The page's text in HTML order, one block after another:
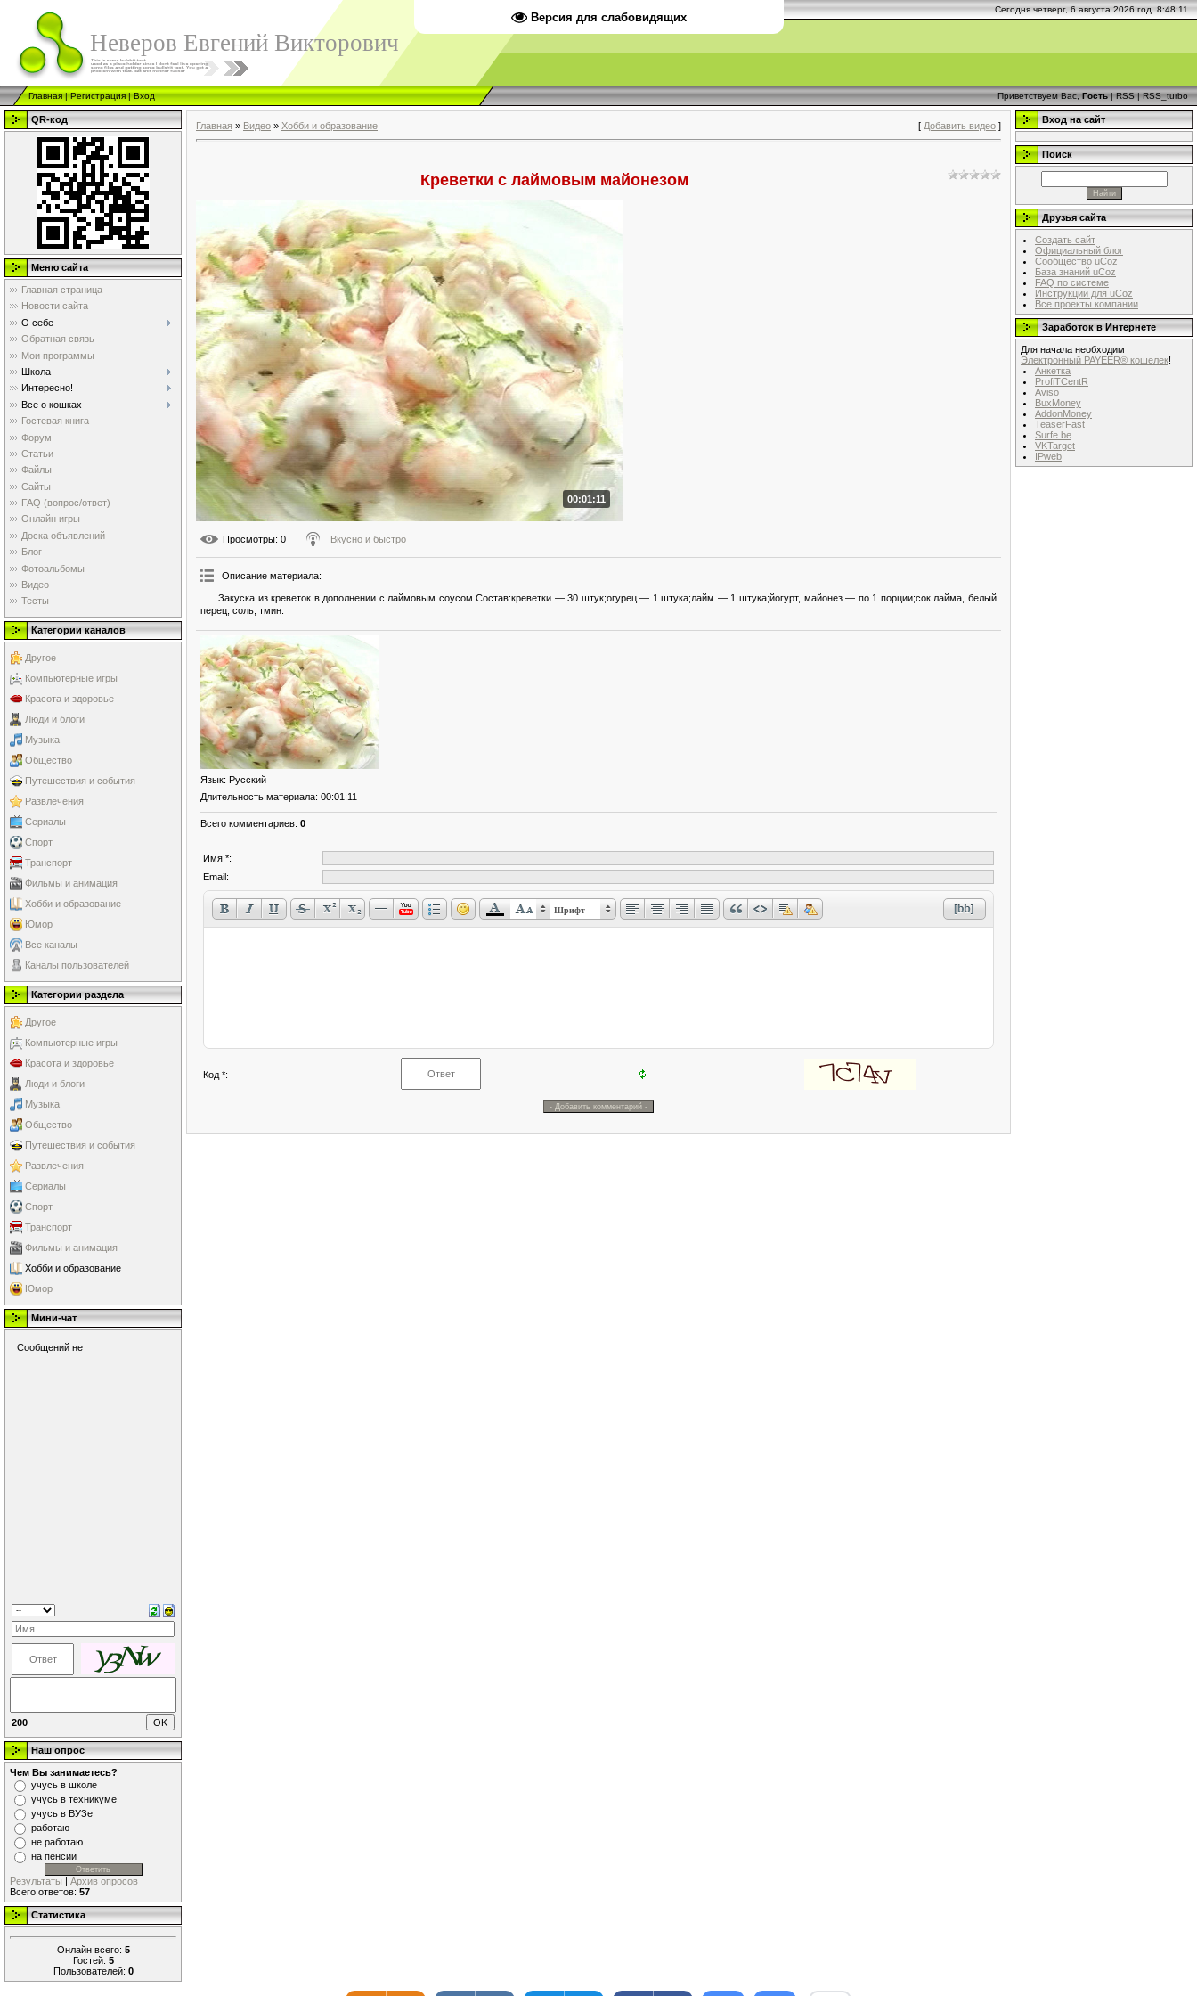
Версия для слабовидящих
Сегодня четверг, 6 августа 2026 год. 8:48:12
Неверов Евгений Викторович
Главная|Регистрация|Вход Приветствуем Вас, Гость|RSS|RSS_turbo
QR-код
Меню сайта
Главная страница
Новости сайта
О себе
Обратная связь
Мои программы
Школа
Интересно!
Все о кошках
Гостевая книга
Форум
Статьи
Файлы
Сайты
FAQ (вопрос/ответ)
Онлайн игры
Доска объявлений
Блог
Фотоальбомы
Видео
Тесты
Категории каналов
Другое
Компьютерные игры
Красота и здоровье
Люди и блоги
Музыка
Общество
Путешествия и события
Развлечения
Сериалы
Спорт
Транспорт
Фильмы и анимация
Хобби и образование
Юмор
Все каналы
Каналы пользователей
Категории раздела
Другое
Компьютерные игры
Красота и здоровье
Люди и блоги
Музыка
Общество
Путешествия и события
Развлечения
Сериалы
Спорт
Транспорт
Фильмы и анимация
Хобби и образование
Юмор
Мини-чат
200
Наш опрос
Чем Вы занимаетесь?
учусь в школе
учусь в техникуме
учусь в ВУЗе
работаю
не работаю
на пенсии
Результаты | Архив опросов
Всего ответов: 57
Статистика
Онлайн всего: 5
Гостей: 5
Пользователей: 0
Главная » Видео » Хобби и образование [ Добавить видео ]
Креветки с лаймовым майонезом
00:01:11
Просмотры: 0 Вкусно и быстро
Описание материала:
Закуска из креветок в дополнении с лаймовым соусом.Состав:креветки — 30 штук;огурец — 1 штука;лайм — 1 штука;йогурт, майонез — по 1 порции;сок лайма, белый
перец, соль, тмин.
Язык: Русский
Длительность материала: 00:01:11
Всего комментариев: 0
Имя *:
Email:
Шрифт
Код *:
Вход на сайт
Поиск
Друзья сайта
Создать сайт
Официальный блог
Сообщество uCoz
База знаний uCoz
FAQ по системе
Инструкции для uCoz
Все проекты компании
Заработок в Интернете
Для начала необходим
Электронный PAYEER® кошелек!
Анкетка
ProfiTCentR
Aviso
BuxMoney
AddonMoney
TeaserFast
Surfe.be
VKTarget
IPweb